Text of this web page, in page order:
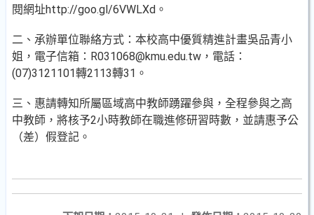
閱網址http://goo.gl/6VWLXd。
二、承辦單位聯絡方式：本校高中優質精進計畫吳品青小
姐，電子信箱：R031068@kmu.edu.tw，電話：
(07)3121101轉2113轉31。
三、惠請轉知所屬區域高中教師踴躍參與，全程參與之高
中教師，將核予2小時教師在職進修研習時數，並請惠予公
（差）假登記。